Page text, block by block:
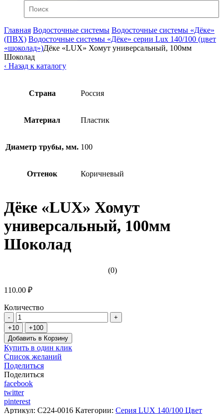
Главная Водосточные системы Водосточные системы «Дёке»
(ПВХ) Водосточные системы «Дёке» серии Lux 140/100 (цвет
«шоколад»)Дёке «LUX» Хомут универсальный, 100мм
Шоколад
‹ Назад к каталогу
Страна Россия
Материал Пластик
Диаметр трубы, мм. 100
Оттенок Коричневый
Дёке «LUX» Хомут
универсальный, 100мм
Шоколад
(0)
110.00 ₽
Количество
Добавить в Корзину
Купить в один клик
Список желаний
Поделиться
Поделиться
facebook
twitter
pinterest
Артикул: C224-0016 Категории: Серия LUX 140/100 Цвет